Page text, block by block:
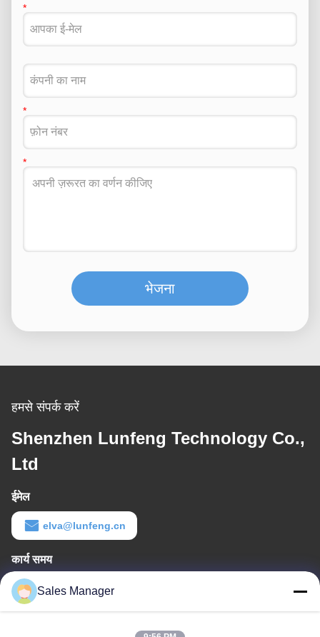
भेजना
हमसे संपर्क करें
Shenzhen Lunfeng Technology Co.,
Ltd
ईमेल
elva@lunfeng.cn
कार्य समय
8:00-24:00
हमारा पता
Sales Manager